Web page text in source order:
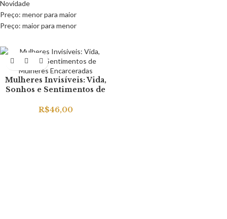
Novidade
Preço: menor para maior
Preço: maior para menor
Mulheres Invisíveis: Vida,
Sonhos e Sentimentos de
R$46,00